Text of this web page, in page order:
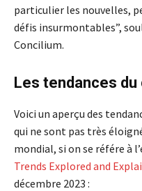
particulier les nouvelles,
défis insurmontables”,
Concilium.
Les tendances
Voici un aperçu des
qui ne sont pas très
mondial, si on se référe à
Trends Explored and
décembre 2023 :